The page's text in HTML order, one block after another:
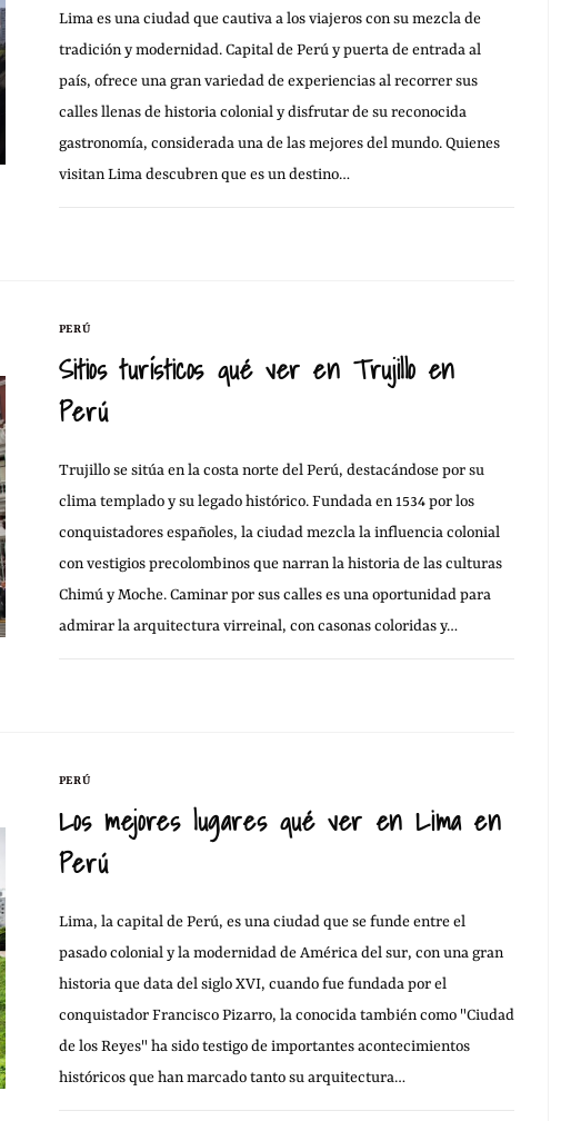
Lima es una ciudad que cautiva a los viajeros con su mezcla de
tradición y modernidad. Capital de Perú y puerta de entrada al
país, ofrece una gran variedad de experiencias al recorrer sus
calles llenas de historia colonial y disfrutar de su reconocida
gastronomía, considerada una de las mejores del mundo. Quienes
visitan Lima descubren que es un destino…
PERÚ
Sitios turísticos qué ver en Trujillo en
Perú
Trujillo se sitúa en la costa norte del Perú, destacándose por su
clima templado y su legado histórico. Fundada en 1534 por los
conquistadores españoles, la ciudad mezcla la influencia colonial
con vestigios precolombinos que narran la historia de las culturas
Chimú y Moche. Caminar por sus calles es una oportunidad para
admirar la arquitectura virreinal, con casonas coloridas y…
PERÚ
Los mejores lugares qué ver en Lima en
Perú
Lima, la capital de Perú, es una ciudad que se funde entre el
pasado colonial y la modernidad de América del sur, con una gran
historia que data del siglo XVI, cuando fue fundada por el
conquistador Francisco Pizarro, la conocida también como "Ciudad
de los Reyes" ha sido testigo de importantes acontecimientos
históricos que han marcado tanto su arquitectura…